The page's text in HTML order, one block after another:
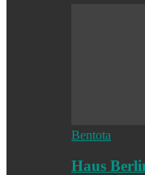
Bentota
Haus